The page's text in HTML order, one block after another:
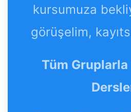
kursumuza
görüşelim,
Tüm Gruplarla